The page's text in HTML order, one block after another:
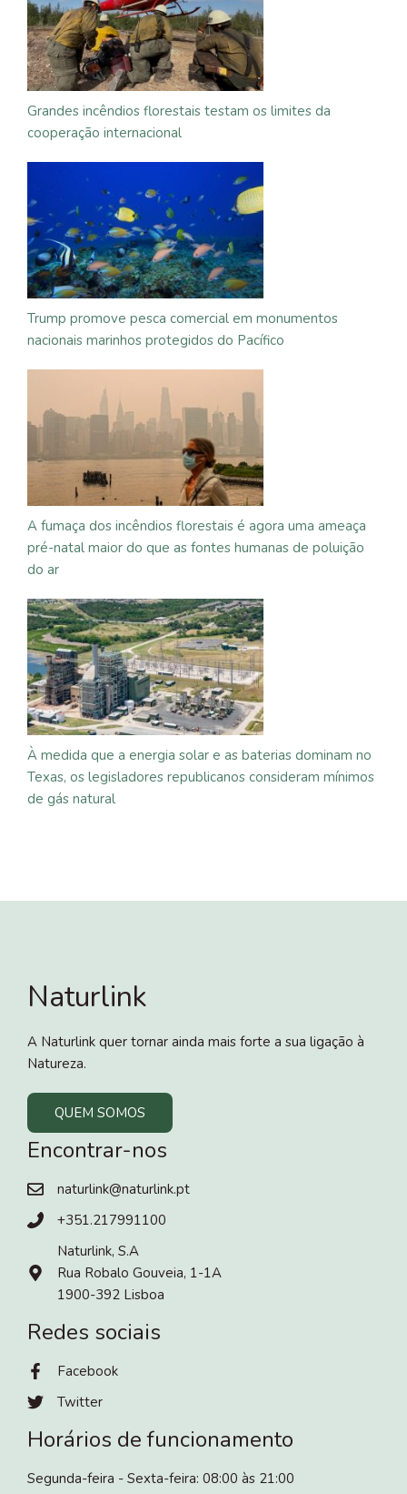
Grandes incêndios florestais testam os limites da
cooperação internacional
Trump promove pesca comercial em monumentos
nacionais marinhos protegidos do Pacífico
A fumaça dos incêndios florestais é agora uma ameaça
pré-natal maior do que as fontes humanas de poluição
do ar
À medida que a energia solar e as baterias dominam no
Texas, os legisladores republicanos consideram mínimos
de gás natural
Naturlink
A Naturlink quer tornar ainda mais forte a sua ligação à
Natureza.
QUEM SOMOS
Encontrar-nos
naturlink@naturlink.pt
+351.217991100
Naturlink, S.A
Rua Robalo Gouveia, 1-1A
1900-392 Lisboa
Redes sociais
Facebook
Twitter
Horários de funcionamento
Segunda-feira - Sexta-feira: 08:00 às 21:00